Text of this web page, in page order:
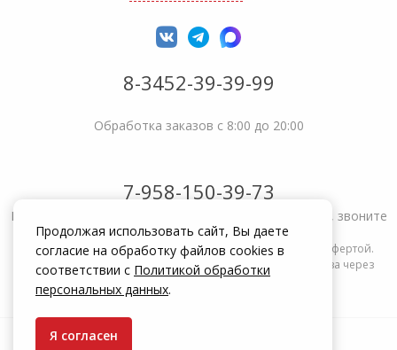
8-3452-39-39-99
Обработка заказов с 8:00 до 20:00
7-958-150-39-73
Не получается решить вопрос или возникла жалоба, звоните
Информация на сайте zakrepi.ru не является публичной офертой.
Указанные цены действуют только при оформлении заказа через
интернет-магазин zakrepi.ru.
Продолжая использовать сайт, Вы даете
согласие на обработку файлов cookies в
соответствии с Политикой обработки
персональных данных.
Я согласен